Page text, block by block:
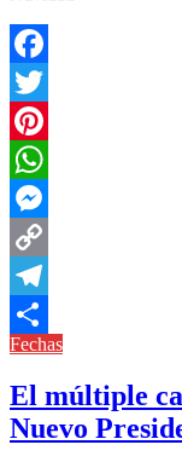
Facebook
Twitter
Pinterest
WhatsApp
Messenger
Copy
Link
Telegram
Compartir
Fechas
El múltiple
Nuevo